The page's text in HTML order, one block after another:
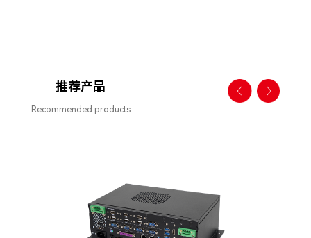
推荐产品
Recommended products